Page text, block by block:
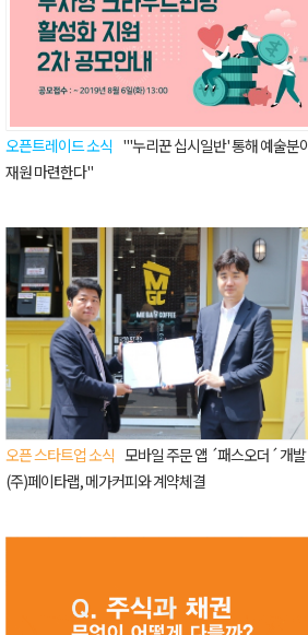
오픈트레이드 소식 "'누리꾼 십시일반' 통해 예술분
재원 마련한다"
오픈 스타트업 소식 모바일 주문 앱 ´패스오더´ 개
(주)페이타랩, 메가커피와 계약체결